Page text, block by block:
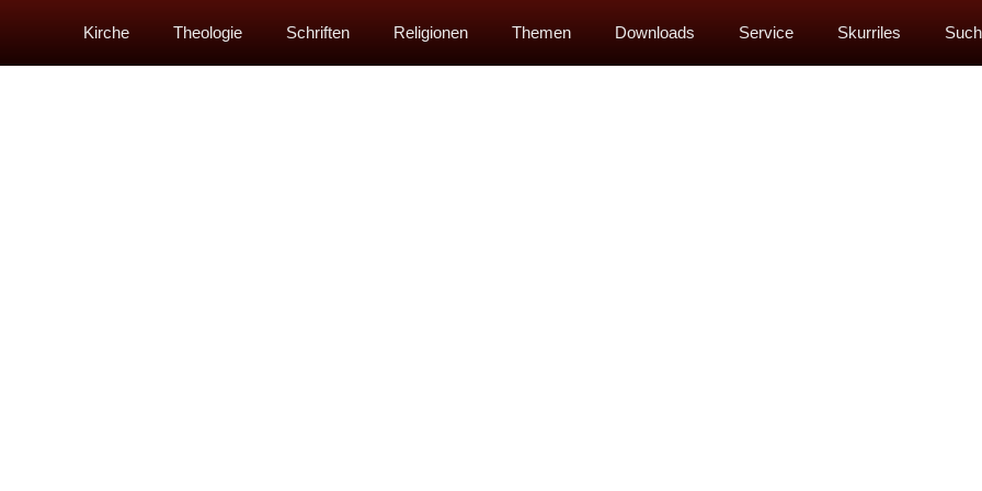
Kirche Theologie Schriften Religionen Themen Downloads Service Skurriles